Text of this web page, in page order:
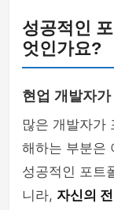
my-life
no-sql
php
성공적인
엇인가요?
현업 개발자
많은 개발자가
해하는 부분은
성공적인 포트
니라, 자신의